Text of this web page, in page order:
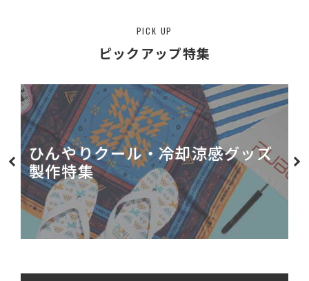
PICK UP
ピックアップ特集
ひんやりクール・冷却涼感グッズ
製作特集